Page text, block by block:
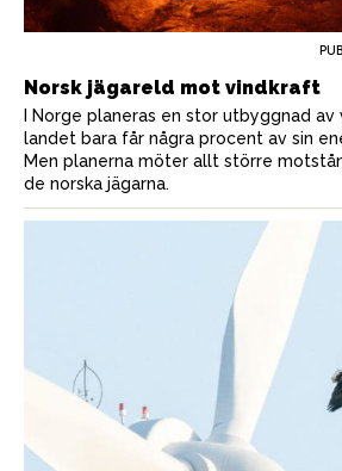
Norsk jägareld mot vindkraft
I Norge planeras en stor utbyggnad
landet bara får några procent av sin
Men planerna möter allt större
de norska jägarna.